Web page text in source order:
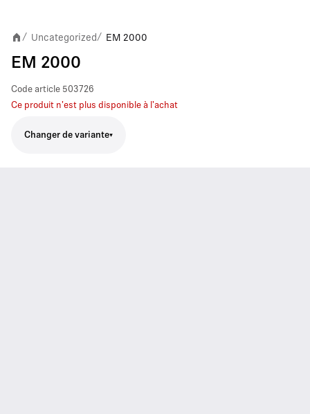
/ Uncategorized / EM 2000
EM 2000
Code article 503726
Ce produit n'est plus disponible à l'achat
Changer de variante